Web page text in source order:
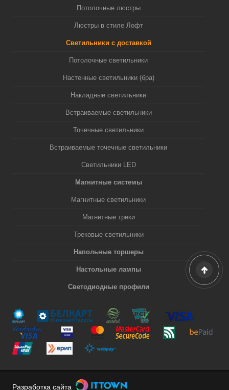
Потолочные люстры
Люстры в стиле Лофт
Светильники с доставкой
Потолочные светильники
Настенные светильники (бра)
Накладные светильники
Встраиваемые светильники
Точечные светильники
Встраиваемые точечные светильники
Светильники LED
Магнитные системы
Магнитные светильники
Магнитные треки
Трековые светильники
Напольные торшеры
Настольные лампы
Светодиодные профили
Разработка сайта